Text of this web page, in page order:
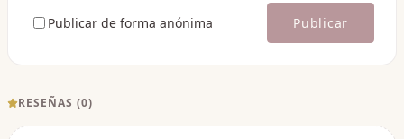
Publicar de forma anónima Publicar
RESEÑAS (0)